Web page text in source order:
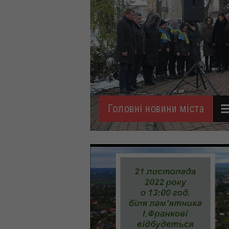
Головні новини міста